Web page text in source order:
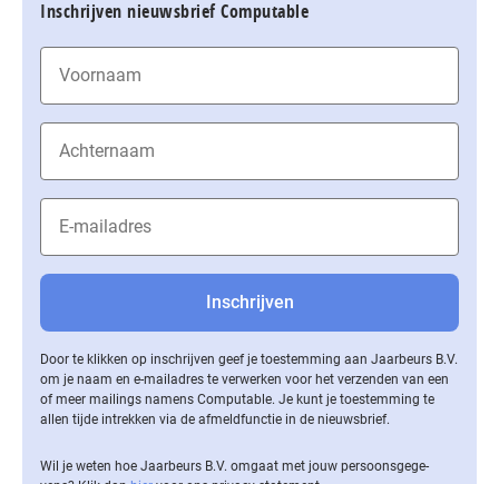
Inschrijven nieuwsbrief Computable
Door te klikken op inschrijven geef je toestemming aan Jaarbeurs B.V.
om je naam en e-mailadres te verwerken voor het verzenden van een
of meer mailings namens Computable. Je kunt je toestemming te
allen tijde intrekken via de af­meld­func­tie in de nieuwsbrief.
Wil je weten hoe Jaarbeurs B.V. omgaat met jouw per­soons­ge­ge­